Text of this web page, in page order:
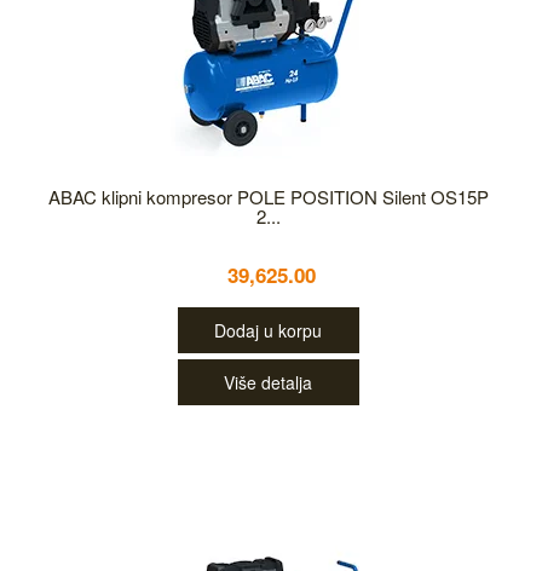
ABAC klipni kompresor POLE POSITION Silent OS15P
2...
39,625.00
Dodaj u korpu
Više detalja